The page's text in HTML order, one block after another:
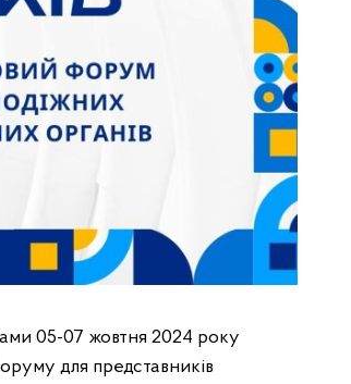
05-07 жовтня 2024 року
для представників